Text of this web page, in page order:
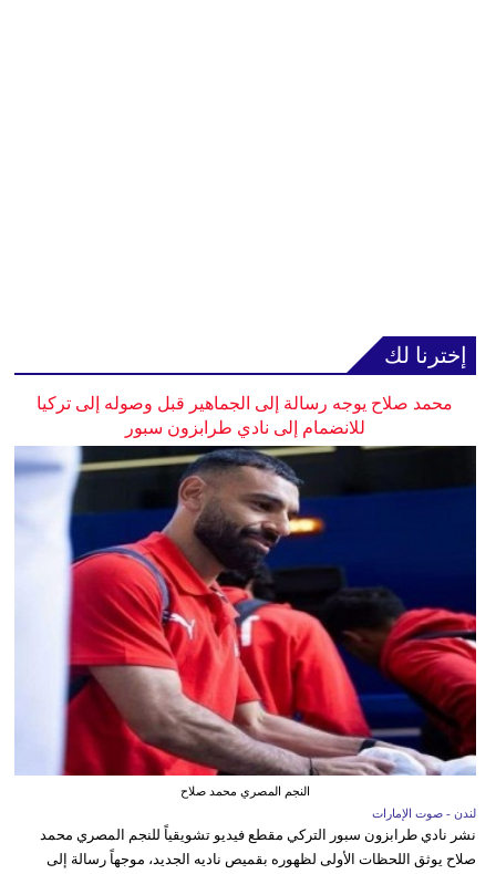
إخترنا لك
محمد صلاح يوجه رسالة إلى الجماهير قبل وصوله إلى تركيا
للانضمام إلى نادي طرابزون سبور
النجم المصري محمد صلاح
لندن - صوت الإمارات
نشر نادي طرابزون سبور التركي مقطع فيديو تشويقياً للنجم المصري محمد
صلاح يوثق اللحظات الأولى لظهوره بقميص ناديه الجديد، موجهاً رسالة إلى